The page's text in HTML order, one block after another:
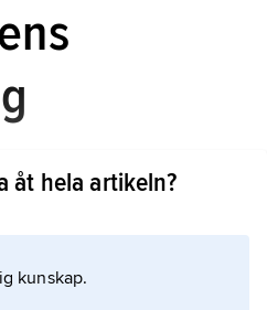
där
är beskrivna,
åt hela artikeln?
kunskap.